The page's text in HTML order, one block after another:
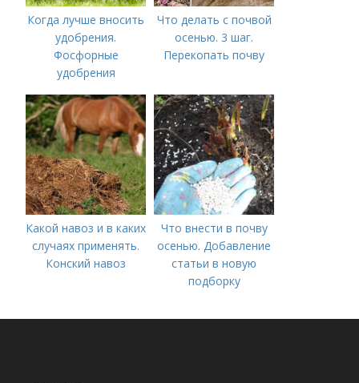
Когда лучше вносить
удобрения.
Фосфорные
удобрения
Что делать с почвой
осенью. 3 шаг.
Перекопать почву
Какой навоз и в каких
случаях применять.
Конский навоз
Что внести в почву
осенью. Добавление
статьи в новую
подборку